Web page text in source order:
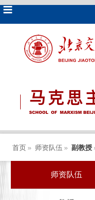
首页 » 师资队伍 » 副教授
师资队伍